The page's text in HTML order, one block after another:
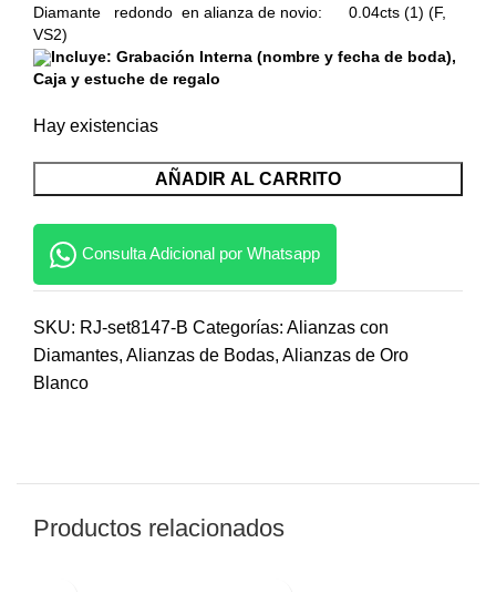
Diamante redondo en alianza de novio: 0.04cts (1) (F,
VS2)
Incluye: Grabación Interna (nombre y fecha de boda),
Caja y estuche de regalo
Hay existencias
AÑADIR AL CARRITO
Consulta Adicional por Whatsapp
SKU: RJ-set8147-B Categorías: Alianzas con
Diamantes, Alianzas de Bodas, Alianzas de Oro
Blanco
Productos relacionados